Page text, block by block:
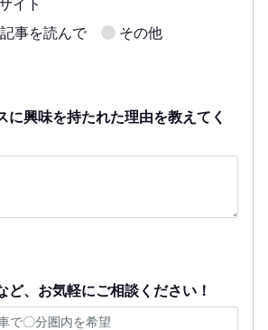
事を読んで
その他
に興味を持たれた理由を教えてく
ど、お気軽にご相談ください！